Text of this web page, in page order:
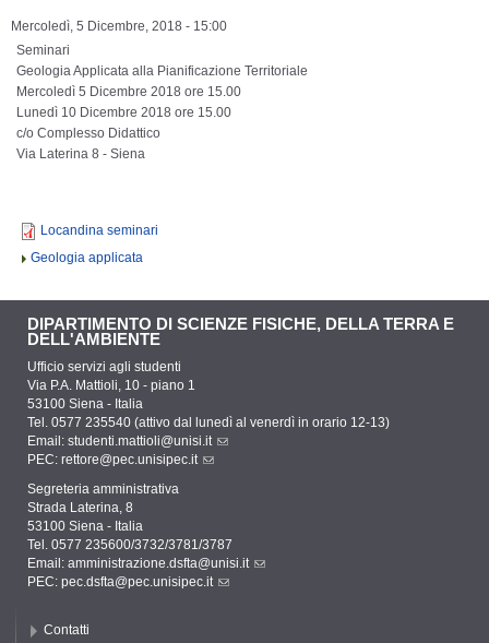
Mercoledì, 5 Dicembre, 2018 - 15:00
Seminari
Geologia Applicata alla Pianificazione Territoriale
Mercoledì 5 Dicembre 2018 ore 15.00
Lunedì 10 Dicembre 2018 ore 15.00
c/o Complesso Didattico
Via Laterina 8 - Siena
Locandina seminari
Geologia applicata
DIPARTIMENTO DI SCIENZE FISICHE, DELLA TERRA E
DELL'AMBIENTE
Ufficio servizi agli studenti
Via P.A. Mattioli, 10 - piano 1
53100 Siena - Italia
Tel. 0577 235540 (attivo dal lunedì al venerdì in orario 12-13)
Email: studenti.mattioli@unisi.it
PEC: rettore@pec.unisipec.it
Segreteria amministrativa
Strada Laterina, 8
53100 Siena - Italia
Tel. 0577 235600/3732/3781/3787
Email: amministrazione.dsfta@unisi.it
PEC: pec.dsfta@pec.unisipec.it
Contatti